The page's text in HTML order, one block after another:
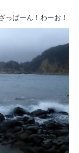
っぱーん！わーお！